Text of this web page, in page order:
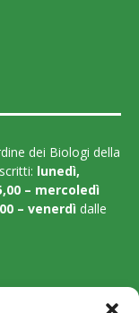
dei Biologi della
lunedì,
– mercoledì
– venerdì dalle